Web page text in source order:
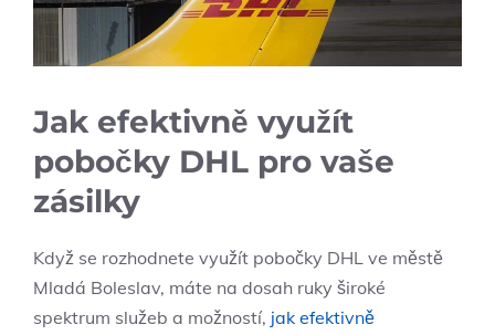
Jak efektivně využít
pobočky DHL pro vaše
zásilky
Když se rozhodnete využít pobočky DHL ve městě
Mladá Boleslav, máte na dosah ruky široké
spektrum služeb a možností, jak efektivně